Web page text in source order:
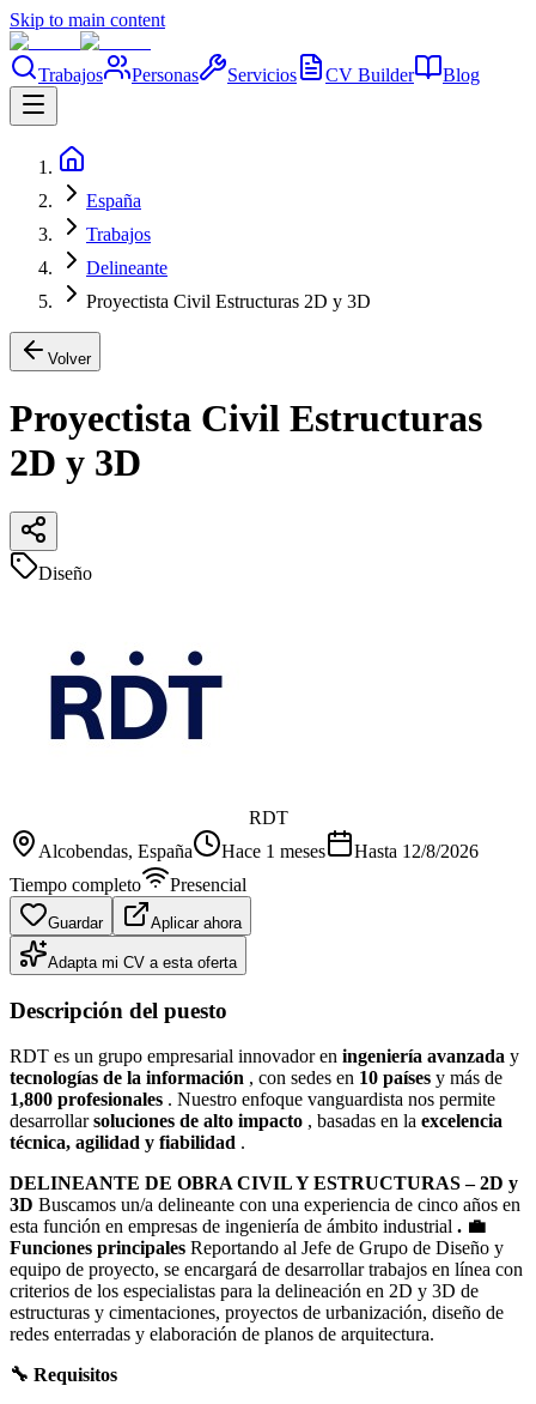
Skip to main content
Trabajos Personas Servicios CV Builder Blog
España
Trabajos
Delineante
Proyectista Civil Estructuras 2D y 3D
Volver
Proyectista Civil Estructuras
2D y 3D
Diseño
RDT
Alcobendas, España Hace 1 meses Hasta 12/8/2026
Tiempo completo
Presencial
Guardar Aplicar ahora
Adapta mi CV a esta oferta
Descripción del puesto
RDT es un grupo empresarial innovador en ingeniería avanzada y
tecnologías de la información , con sedes en 10 países y más de
1,800 profesionales . Nuestro enfoque vanguardista nos permite
desarrollarsoluciones de alto impacto , basadas en la excelencia
técnica, agilidad y fiabilidad .
DELINEANTE DE OBRA CIVIL Y ESTRUCTURAS – 2D y
3D Buscamos un/a delineante con una experiencia de cinco años en
esta función en empresas de ingeniería de ámbito industrial . 💼
Funciones principales Reportando al Jefe de Grupo de Diseño y
equipo de proyecto, se encargará de desarrollar trabajos en línea con
criterios de los especialistas para la delineación en 2D y 3D de
estructuras y cimentaciones, proyectos de urbanización, diseño de
redes enterradas y elaboración de planos de arquitectura.
🔧 Requisitos